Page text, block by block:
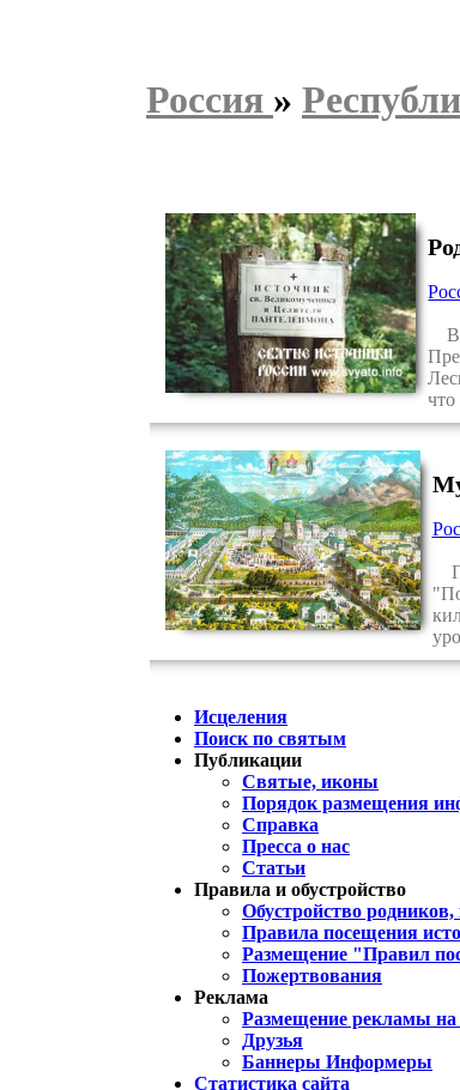
Россия »
В
Исцеления
Поиск по святым
Публикации
Святые, иконы
Порядок размещения
Справка
Пресса о нас
Статьи
Правила и обустройство
Обустройство родников,
Правила посещения
Размещение "Правил
Пожертвования
Реклама
Размещение рекламы на
Друзья
Баннеры Информеры
Статистика сайта